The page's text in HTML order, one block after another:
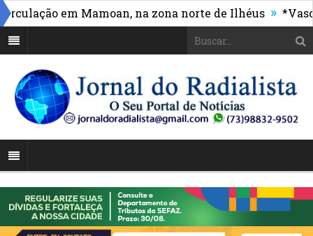
em Mamoan, na zona norte de Ilhéus » *Vasco